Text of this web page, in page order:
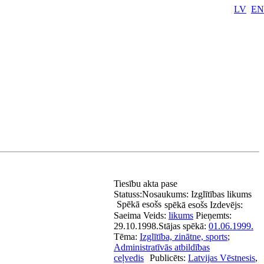
LV EN
Tiesību akta pase
Nosaukums: Izglītības likums
Statuss:
Spēkā esošs spēkā esošs Izdevējs:
Saeima Veids: likums Pieņemts:
29.10.1998.Stājas spēkā: 01.06.1999.
Tēma: Izglītība, zinātne, sports;
Administratīvās atbildības
ceļvedis Publicēts: Latvijas Vēstnesis,